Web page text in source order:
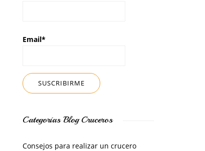
Email*
Categorías Blog Cruceros
Consejos para realizar un crucero